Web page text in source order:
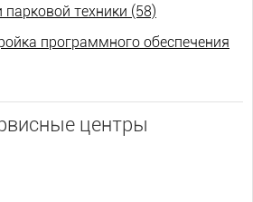
техники (58)
программного обеспечения
центры